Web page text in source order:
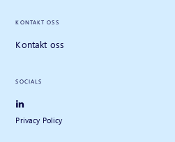
KONTAKT OSS
Kontakt oss
SOCIALS
Privacy Policy